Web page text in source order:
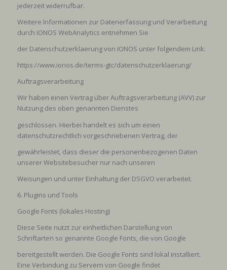
jederzeit widerrufbar.
Weitere Informationen zur Datenerfassung und Verarbeitung
durch IONOS WebAnalytics entnehmen Sie
der Datenschutzerklaerung von IONOS unter folgendem Link:
https://www.ionos.de/terms-gtc/datenschutzerklaerung/
Auftragsverarbeitung
Wir haben einen Vertrag über Auftragsverarbeitung (AVV) zur
Nutzung des oben genannten Dienstes
geschlossen. Hierbei handelt es sich um einen
datenschutzrechtlich vorgeschriebenen Vertrag, der
gewährleistet, dass dieser die personenbezogenen Daten
unserer Websitebesucher nur nach unseren
Weisungen und unter Einhaltung der DSGVO verarbeitet.
6. Plugins und Tools
Google Fonts (lokales Hosting)
Diese Seite nutzt zur einheitlichen Darstellung von
Schriftarten so genannte Google Fonts, die von Google
bereitgestellt werden. Die Google Fonts sind lokal installiert.
Eine Verbindung zu Servern von Google findet